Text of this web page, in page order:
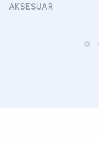
AKSESUAR